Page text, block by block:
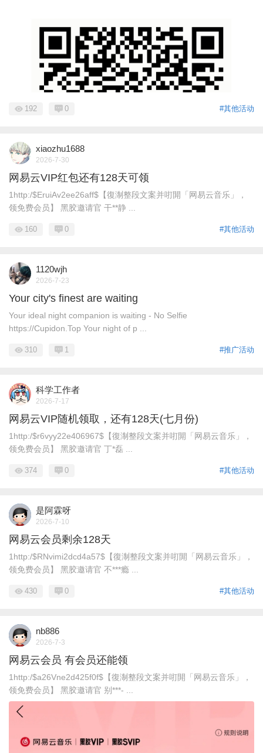
#其他活动
192 0
xiaozhu1688
2026-7-30
网易云VIP红包还有128天可领
1http:/$EruiAv2ee26aff$【復淛整段文案并咑閞「网易云音乐」，
领免费会员】 黑胶邀请官 干**静 ...
#其他活动
160 0
1120wjh
2026-7-23
Your city's finest are waiting
Your ideal night companion is waiting - No Selfie
https://Cupidon.Top Your night of p ...
#推广活动
310 1
科学工作者
2026-7-17
网易云VIP随机领取，还有128天(七月份)
1http:/$r6vyy22e406967$【復淛整段文案并咑閞「网易云音乐」，
领免费会员】 黑胶邀请官 丁*磊 ...
#其他活动
374 0
是阿霖呀
2026-7-10
网易云会员剩余128天
1http:/$RNvimi2dcd4a57$【復淛整段文案并咑閞「网易云音乐」，
领免费会员】 黑胶邀请官 不***瘾 ...
#其他活动
430 0
nb886
2026-7-3
网易云会员 有会员还能领
1http:/$a26Vne2d425f0f$【復淛整段文案并咑閞「网易云音乐」，
领免费会员】 黑胶邀请官 别***- ...